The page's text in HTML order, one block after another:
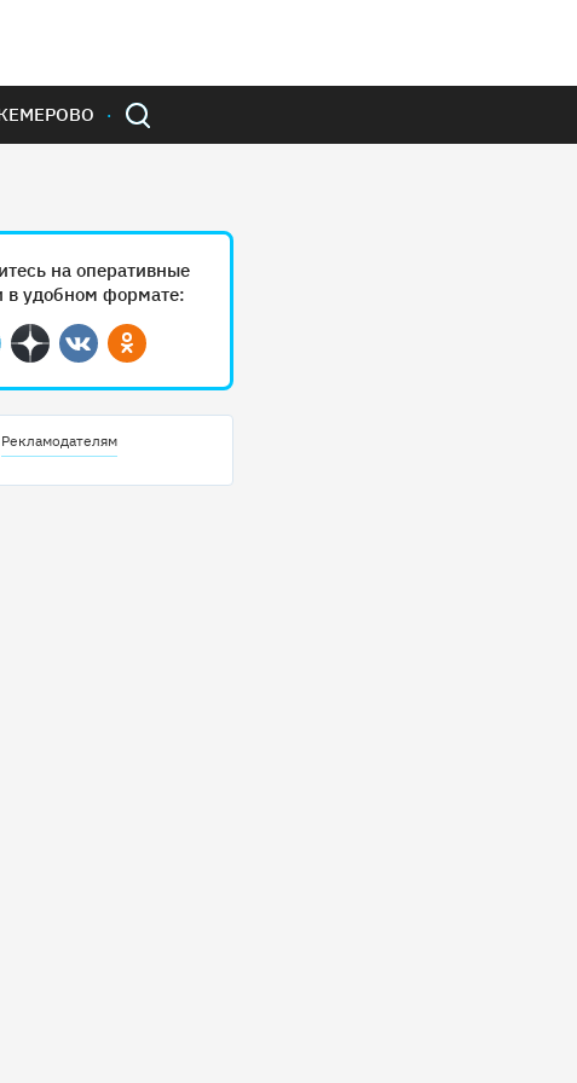
на оперативные
в удобном формате:
ДзенВконтактеОдноклассники
Рекламодателям